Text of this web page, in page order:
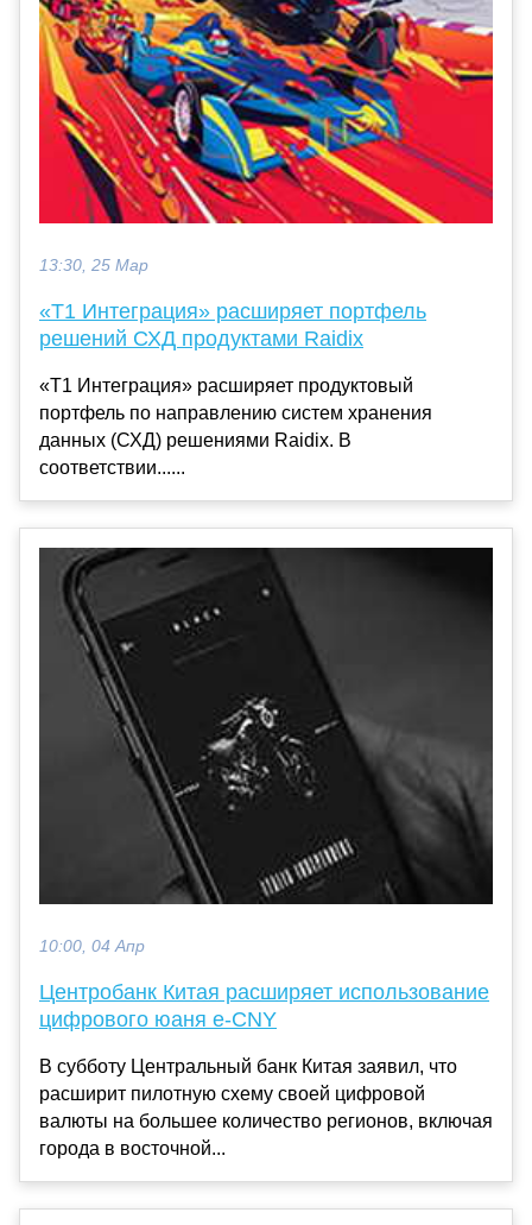
13:30, 25 Мар
«Т1 Интеграция» расширяет портфель
решений СХД продуктами Raidix
«Т1 Интеграция» расширяет продуктовый
портфель по направлению систем хранения
данных (СХД) решениями Raidix. В
соответствии......
10:00, 04 Апр
Центробанк Китая расширяет использование
цифрового юаня e-CNY
В субботу Центральный банк Китая заявил, что
расширит пилотную схему своей цифровой
валюты на большее количество регионов, включая
города в восточной...